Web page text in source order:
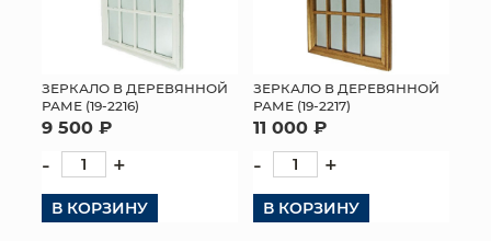
ЗЕРКАЛО В ДЕРЕВЯННОЙ
РАМЕ (19-2216)
9 500 ₽
- +
В КОРЗИНУ
ЗЕРКАЛО В ДЕРЕВЯННОЙ
РАМЕ (19-2217)
11 000 ₽
- +
В КОРЗИНУ